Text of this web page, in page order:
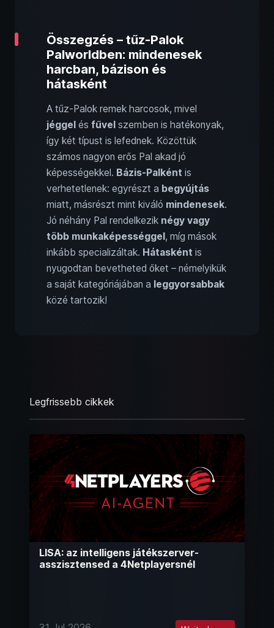
Összegzés – tűz-Palok
Palworldben: mindenesek
harcban, bázison és
hátasként
A tűz-Palok remek harcosok, mivel
jéggel és fűvel szemben is hatékonyak,
így két típust is lefednek. Közöttük
számos nagyon erős Pal akad jó
képességekkel. Bázis-Palként is
verhetetlenek: egyrészt a begyújtás
miatt, másrészt mint kiváló mindenesek.
Jó néhány Pal rendelkezik négy vagy
több munkaképességgel , míg mások
inkább specializáltak. Hátasként is
nyugodtan bevetheted őket – némelyikük
a saját kategóriájában a leggyorsabbak
közé tartozik!
Legfrissebb cikkek
LISA: az intelligens játékszerver-
asszisztensed a 4Netplayersnél